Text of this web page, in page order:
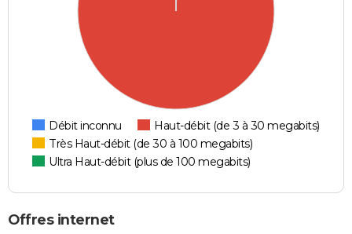
Débit inconnu
Haut-débit (de 3 à 30 megabits)
Très Haut-débit (de 30 à 100 megabits)
Ultra Haut-débit (plus de 100 megabits)
Offres internet